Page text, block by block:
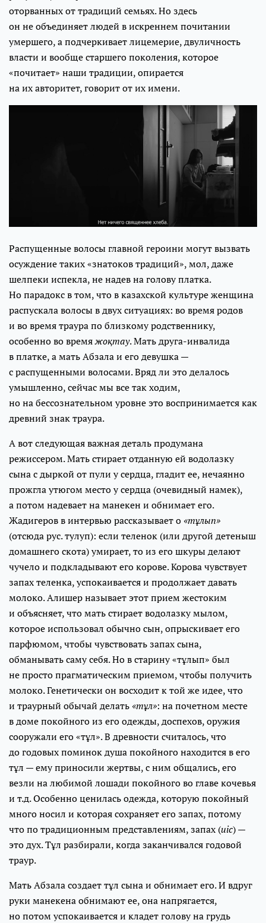
оторванных от традиций семьях. Но здесь
он не объединяет людей в искреннем почитании
умершего, а подчеркивает лицемерие, двуличность
власти и вообще старшего поколения, которое
«почитает» наши традиции, опирается
на их авторитет, говорит от их имени.
Распущенные волосы главной героини могут вызвать
осуждение таких «знатоков традиций», мол, даже
шелпеки испекла, не надев на голову платка.
Но парадокс в том, что в казахской культуре женщина
распускала волосы в двух ситуациях: во время родов
и во время траура по близкому родственнику,
особенно во времяжоқтау. Мать друга-инвалида
в платке, а мать Абзала и его девушка —
с распущенными волосами. Вряд ли это делалось
умышленно, сейчас мы все так ходим,
но на бессознательном уровне это воспринимается как
древний знак траура.
А вот следующая важная деталь продумана
режиссером. Мать стирает отданную ей водолазку
сына с дыркой от пули у сердца, гладит ее, нечаянно
прожгла утюгом место у сердца (очевидный намек),
а потом надевает на манекен и обнимает его.
Жадигеров в интервью рассказывает о «тұлып»
(отсюда рус. тулуп): если теленок (или другой детеныш
домашнего скота) умирает, то из его шкуры делают
чучело и подкладывают его корове. Корова чувствует
запах теленка, успокаивается и продолжает давать
молоко. Алишер называет этот прием жестоким
и объясняет, что мать стирает водолазку мылом,
которое использовал обычно сын, опрыскивает его
парфюмом, чтобы чувствовать запах сына,
обманывать саму себя. Но в старину «тұлып» был
не просто прагматическим приемом, чтобы получить
молоко. Генетически он восходит к той же идее, что
и траурный обычай делать «тұл»: на почетном месте
в доме покойного из его одежды, доспехов, оружия
сооружали его «тұл». В древности считалось, что
до годовых поминок душа покойного находится в его
тұл — ему приносили жертвы, с ним общались, его
везли на любимой лошади покойного во главе кочевья
и т.д. Особенно ценилась одежда, которую покойный
много носил и которая сохраняет его запах, потому
что по традиционным представлениям, запах (иіс) —
это дух. Тұл разбирали, когда заканчивался годовой
траур.
Мать Абзала создает тұл сына и обнимает его. И вдруг
руки манекена обнимают ее, она напрягается,
но потом успокаивается и кладет голову на грудь